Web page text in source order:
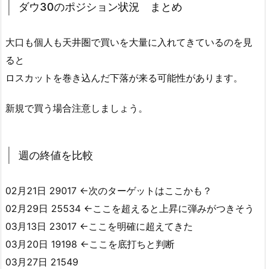
ダウ30のポジション状況 まとめ
大口も個人も天井圏で買いを大量に入れてきているのを見
ると
ロスカットを巻き込んだ下落が来る可能性があります。
新規で買う場合注意しましょう。
週の終値を比較
02月21日 29017 ←次のターゲットはここかも？
02月29日 25534 ←ここを超えると上昇に弾みがつきそう
03月13日 23017 ←ここを明確に超えてきた
03月20日 19198 ←ここを底打ちと判断
03月27日 21549